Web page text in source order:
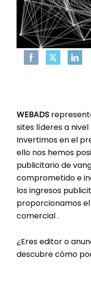
WEBADS
sites líderes a
Invertimos en el
ello nos hemos
publicitario de
comprometido e
los ingresos
proporcionamos
comercial .
¿Eres editor o
descubre cómo